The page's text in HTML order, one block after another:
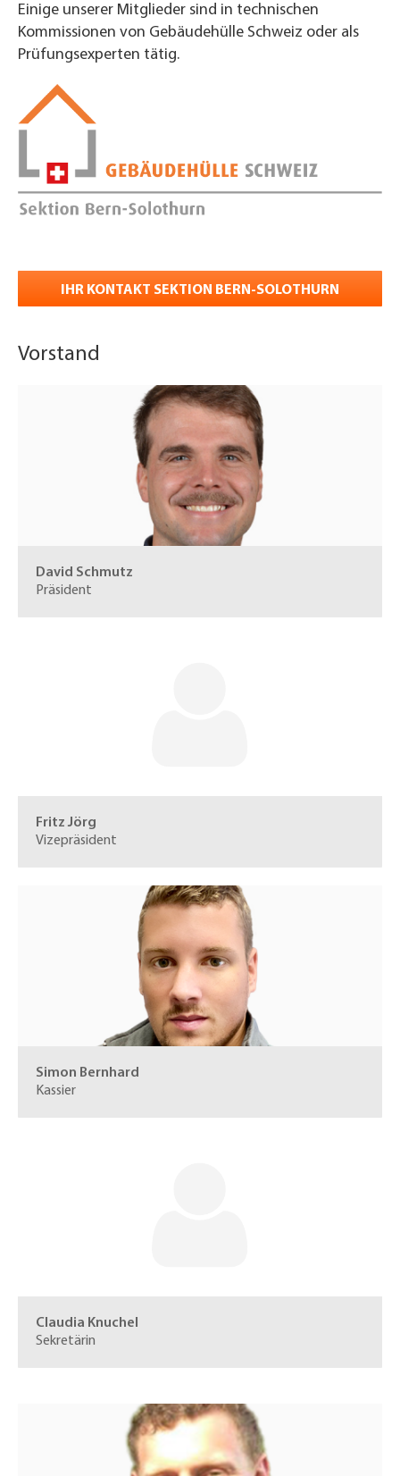
Einige unserer Mitglieder sind in technischen
Kommissionen von Gebäudehülle Schweiz oder als
Prüfungsexperten tätig.
IHR KONTAKT SEKTION BERN-SOLOTHURN
Vorstand
David Schmutz
Präsident
Fritz Jörg
Vizepräsident
Simon Bernhard
Kassier
Claudia Knuchel
Sekretärin